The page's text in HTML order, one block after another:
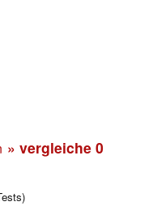
» vergleiche 0